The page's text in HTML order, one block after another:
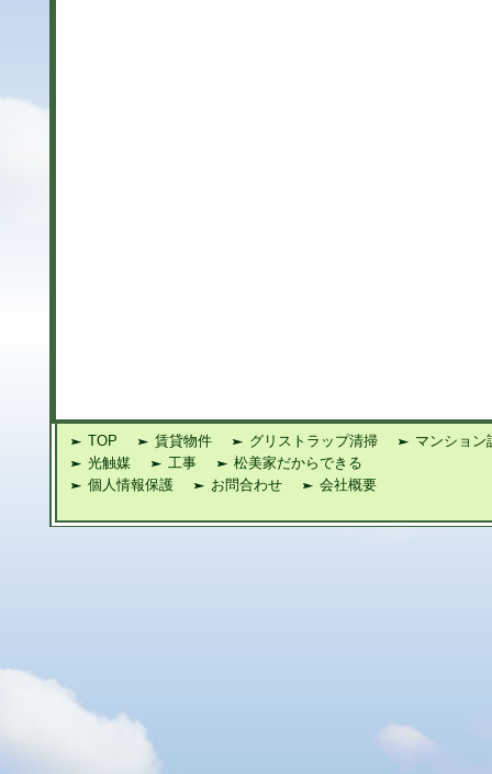
TOP 賃貸物件 グリストラップ清掃
マンション
光触媒
工事
松美家だからできる
個人情報保護
お問合わせ 会社概要